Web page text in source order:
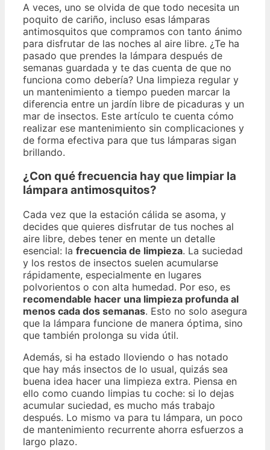
A veces, uno se olvida de que todo necesita un
poquito de cariño, incluso esas lámparas
antimosquitos que compramos con tanto ánimo
para disfrutar de las noches al aire libre. ¿Te ha
pasado que prendes la lámpara después de
semanas guardada y te das cuenta de que no
funciona como debería? Una limpieza regular y
un mantenimiento a tiempo pueden marcar la
diferencia entre un jardín libre de picaduras y un
mar de insectos. Este artículo te cuenta cómo
realizar ese mantenimiento sin complicaciones y
de forma efectiva para que tus lámparas sigan
brillando.
¿Con qué frecuencia hay que limpiar la
lámpara antimosquitos?
Cada vez que la estación cálida se asoma, y
decides que quieres disfrutar de tus noches al
aire libre, debes tener en mente un detalle
esencial: la frecuencia de limpieza. La suciedad
y los restos de insectos suelen acumularse
rápidamente, especialmente en lugares
polvorientos o con alta humedad. Por eso, es
recomendable hacer una limpieza profunda al
menos cada dos semanas. Esto no solo asegura
que la lámpara funcione de manera óptima, sino
que también prolonga su vida útil.
Además, si ha estado lloviendo o has notado
que hay más insectos de lo usual, quizás sea
buena idea hacer una limpieza extra. Piensa en
ello como cuando limpias tu coche: si lo dejas
acumular suciedad, es mucho más trabajo
después. Lo mismo va para tu lámpara, un poco
de mantenimiento recurrente ahorra esfuerzos a
largo plazo.